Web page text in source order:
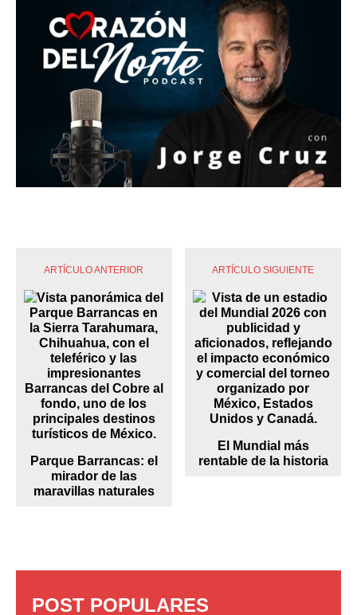
ARTÍCULO ANTERIOR
Parque Barrancas: el
mirador de las
maravillas naturales
ARTÍCULO SIGUIENTE
El Mundial más
rentable de la historia
POST POPULARES